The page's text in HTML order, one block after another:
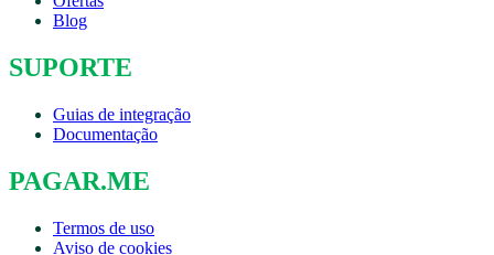
Blog
SUPORTE
Guias de integração
Documentação
PAGAR.ME
Termos de uso
Aviso de cookies